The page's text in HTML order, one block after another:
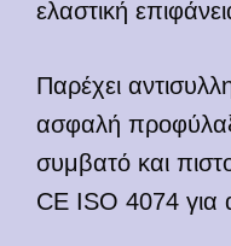
ελαστική
Παρέχει
ασφαλή
συμβατό και
CE ISO 4074 για